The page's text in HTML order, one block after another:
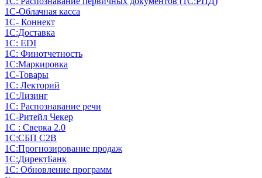
1С-Облачная касса
1С- Коннект
1С:Доставка
1С: EDI
1С: Финотчетность
1С:Маркировка
1С-Товары
1С: Лекторий
1С:Лизинг
1С: Распознавание речи
1C-Ритейл Чекер
1С : Сверка 2.0
1С:СБП C2B
1С:Прогнозирование продаж
1С:ДиректБанк
1С: Обновление программ